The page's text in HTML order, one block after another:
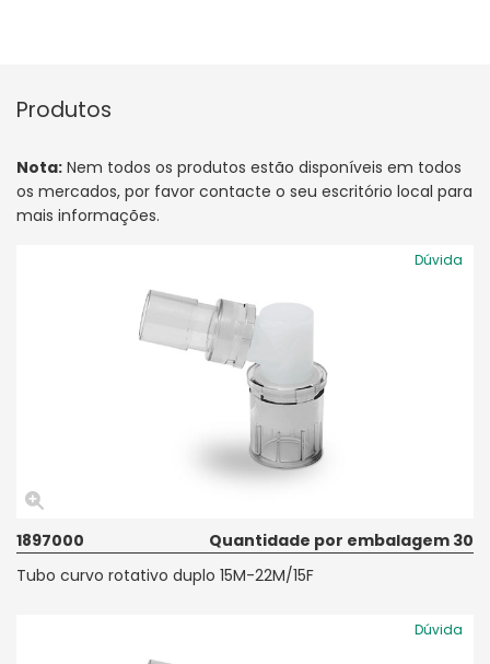
Produtos
Nota: Nem todos os produtos estão disponíveis em todos
os mercados, por favor contacte o seu escritório local para
mais informações.
Dúvida
1897000
Quantidade por embalagem 30
Tubo curvo rotativo duplo 15M-22M/15F
Dúvida